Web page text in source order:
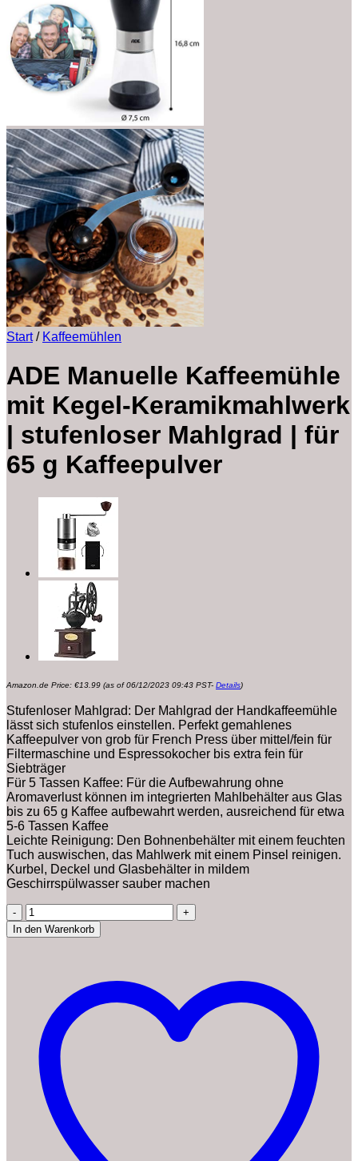
Start / Kaffeemühlen
ADE Manuelle Kaffeemühle
mit Kegel-Keramikmahlwerk
| stufenloser Mahlgrad | für
65 g Kaffeepulver
Amazon.de Price: €13.99 (as of 06/12/2023 09:43 PST- Details)
Stufenloser Mahlgrad: Der Mahlgrad der Handkaffeemühle
lässt sich stufenlos einstellen. Perfekt gemahlenes
Kaffeepulver von grob für French Press über mittel/fein für
Filtermaschine und Espressokocher bis extra fein für
Siebträger
Für 5 Tassen Kaffee: Für die Aufbewahrung ohne
Aromaverlust können im integrierten Mahlbehälter aus Glas
bis zu 65 g Kaffee aufbewahrt werden, ausreichend für etwa
5-6 Tassen Kaffee
Leichte Reinigung: Den Bohnenbehälter mit einem feuchten
Tuch auswischen, das Mahlwerk mit einem Pinsel reinigen.
Kurbel, Deckel und Glasbehälter in mildem
Geschirrspülwasser sauber machen
ADE
Manuelle
Kaffeemühle
Keramikmahlwerk
stufenloser
Mahlgrad
für
65
Kaffeepulver
Menge
In den Warenkorb